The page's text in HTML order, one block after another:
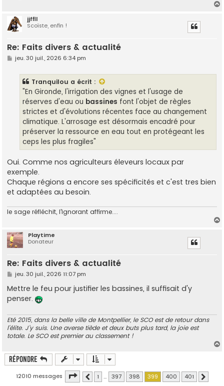
jjffll
Scoïste, enfin !
Re: Faits divers & actualité
M
e
jeu. 30 juil., 2026 6:34 pm
Tranquilou a écrit :
"En Gironde, l'irrigation des vignes et l'usage de
réserves d'eau ou bassines font l'objet de règles
strictes et d'évolutions récentes face au changement
climatique. L'arrosage est désormais encadré pour
préserver la ressource en eau tout en protégeant les
ceps les plus fragiles"
Oui. Comme nos agriculteurs éleveurs locaux par
exemple.
Chaque régions a encore ses spécificités et c'est tres bien
et adaptées au besoin.
le sage réfléchit, l'ignorant affirme....
Playtime
Donateur
Re: Faits divers & actualité
M
e
s
s
a
jeu. 30 juil., 2026 11:07 pm
Mettre le feu pour justifier les bassines, il suffisait d'y
penser.
Eté 2015, dans la belle ville de Montpellier, le SCO est de retour dans
l'élite. J'y suis. Une averse tiède et deux buts plus tard, la joie est
totale. Le SCO est premier au classement !
Répondre
12010 messages Page 399 sur401
Précédente
1 … 397 398 399 400 401